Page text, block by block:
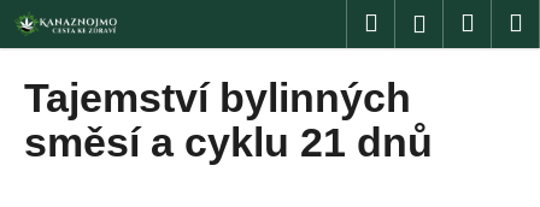
Přejít
na
obsah
Hledat Přihlášení
Tajemství bylinných
směsí a cyklu 21 dnů
K
o
C
o